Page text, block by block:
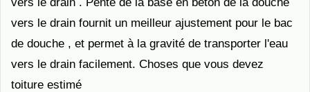
vers le drain fournit un meilleur ajustement pour le bac
de douche , et permet à la gravité de transporter l'eau
vers le drain facilement. Choses que vous devez
toiture estimé